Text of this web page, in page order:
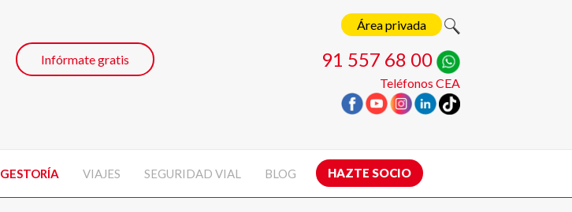
Área privada
91 557 68 00
Teléfonos CEA
Infórmate gratis
GESTORÍA VIAJES SEGURIDAD VIAL BLOG HAZTE SOCIO